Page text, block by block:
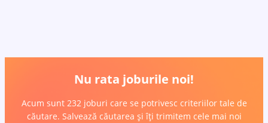
Nu rata joburile noi!
Acum sunt 232 joburi care se potrivesc criteriilor tale de
căutare. Salvează căutarea și îți trimitem cele mai noi